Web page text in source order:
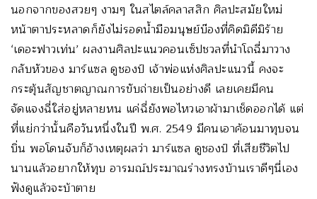
นอกจากของสวยๆ งามๆ ในสไตล์คลาสสิก ศิลปะสมัยใหม่
หน้าตาประหลาดก็ยังไม่รอดน้ำมือมนุษย์บ๊องที่คิดมิดีมิร้าย
‘เดอะฟาวเท่น’ ผลงานศิลปะแนวคอนเซ็ปชวลที่นำโถฉี่มาวาง
กลับหัวของ มาร์แซล ดูชองป์ เจ้าพ่อแห่งศิลปะแนวนี้ คงจะ
กระตุ้นสัญชาตญาณการขับถ่ายเป็นอย่างดี เลยเคยมีคน
จัดแจงฉี่ใส่อยู่หลายหน แค่ฉี่ยังพอไหวเอาผ้ามาเช็ดออกได้ แต่
ที่แย่กว่านั้นคือวันหนึ่งในปี พ.ศ. 2549 มีคนเอาค้อนมาทุบจน
บิ่น พอโดนจับก็อ้างเหตุผลว่า มาร์แซล ดูชองป์ ที่เสียชีวิตไป
นานแล้วอยากให้ทุบ อารมณ์ประมาณร่างทรงบ้านเราดีๆนี่เอง
ฟังดูแล้วจะบ้าตาย